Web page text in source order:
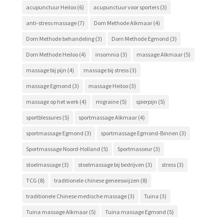
acupunctuur Heiloo(6) acupunctuur voor sporters(3)
anti-stress massage(7) Dorn Methode Alkmaar(4)
Dorn Methode behandeling(3) Dorn Methode Egmond (3)
Dorn Methode Heiloo(4) insomnia (3) massage Alkmaar(5)
massage bij pijn (4) massage bij stress(3)
massage Egmond (3) massage Heiloo(3)
massage op het werk(4) migraine(5) spierpijn (5)
sportblessures(5) sportmassage Alkmaar(4)
sportmassage Egmond (3) sportmassage Egmond-Binnen (3)
Sportmassage Noord-Holland (5) Sportmasseur(3)
stoelmassage(3) stoelmassage bij bedrijven (3) stress(3)
TCG (8) traditionele chinese geneeswijzen (8)
traditionele Chinese medische massage(3) Tuina (3)
Tuina massage Alkmaar(5) Tuina massage Egmond (5)